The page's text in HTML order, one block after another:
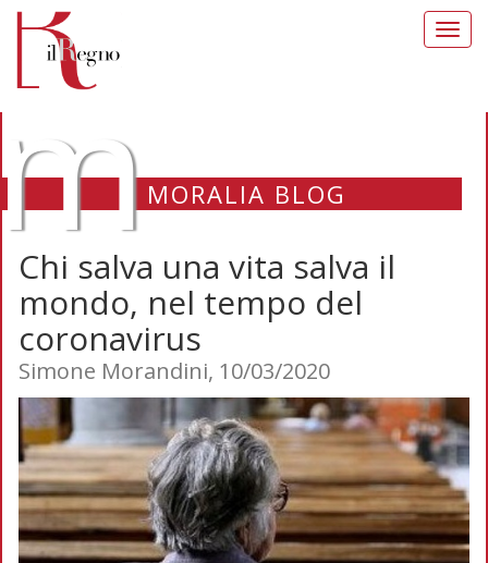
MORALIA BLOG
Chi salva una vita salva il
mondo, nel tempo del
coronavirus
Simone Morandini, 10/03/2020